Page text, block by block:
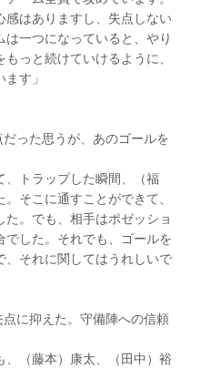
感はありますし、失点しない
一つになっていると、やり
っと続けていけるように、
す」
った思うが、あのゴールを
、トラップした瞬間、（福
そこに通すことができて、
。でも、相手はポゼッショ
でした。それでも、ゴールを
それに関してはうれしいで
に抑えた。守備陣への信頼
、（藤本）康太、（田中）裕